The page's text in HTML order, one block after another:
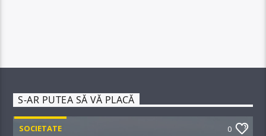
S-AR PUTEA SĂ VĂ PLACĂ
SOCIETATE 0